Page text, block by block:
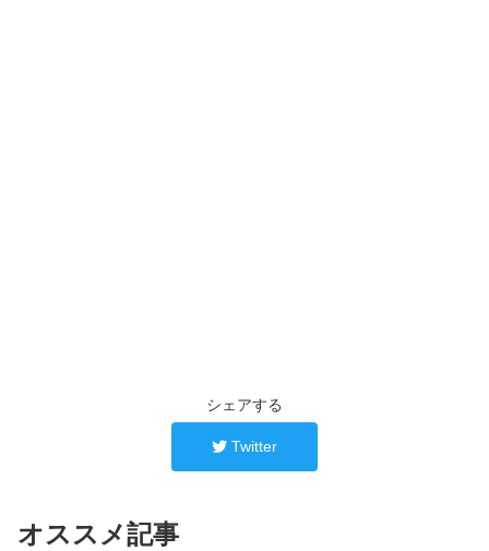
シェアする
Twitter
オススメ記事